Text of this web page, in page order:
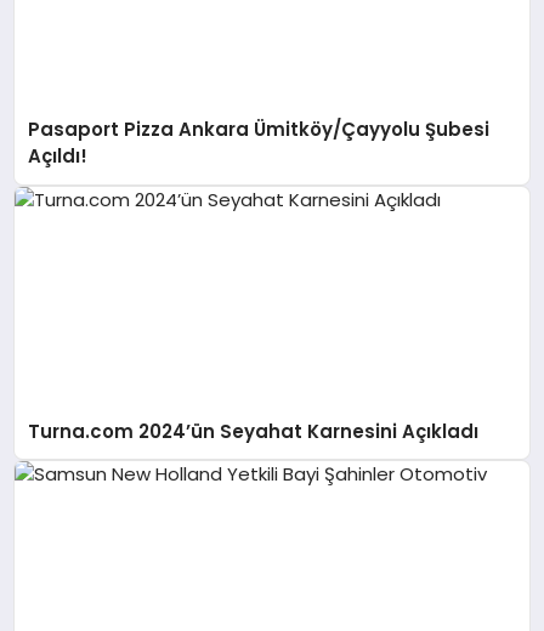
Pasaport Pizza Ankara Ümitköy/Çayyolu Şubesi
Açıldı!
Turna.com 2024’ün Seyahat Karnesini Açıkladı